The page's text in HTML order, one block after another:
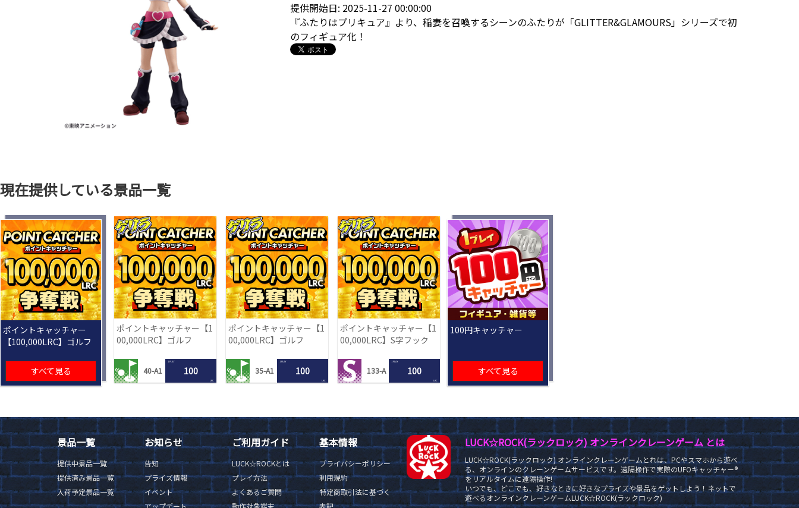
提供開始日: 2025-11-27 00:00:00
『ふたりはプリキュア』より、稲妻を召喚するシーンのふたりが「GLITTER&GLAMOURS」シリーズで初
のフィギュア化！
現在提供している景品一覧
ポイントキャッチャー
【100,000LRC】ゴルフ
すべて見る
ポイントキャッチャー【1
00,000LRC】ゴルフ
40-A1
1 PLAY
100
LRC
ポイントキャッチャー【1
00,000LRC】ゴルフ
35-A1
1 PLAY
100
LRC
ポイントキャッチャー【1
00,000LRC】S字フック
133-A
1 PLAY
100
LRC
100円キャッチャー
すべて見る
景品一覧
提供中景品一覧
提供済み景品一覧
入荷予定景品一覧
お知らせ
告知
プライズ情報
イベント
アップデート
ご利用ガイド
LUCK☆ROCKとは
プレイ方法
よくあるご質問
動作対象端末
基本情報
プライバシーポリシー
利用規約
特定商取引法に基づく
表記
LUCK☆ROCK(ラックロック) オンラインクレーンゲーム とは
LUCK☆ROCK(ラックロック) オンラインクレーンゲームとれは、PCやスマホから遊べ
る、オンラインのクレーンゲームサービスです。遠隔操作で実際のUFOキャッチャー®
をリアルタイムに遠隔操作!
いつでも、どこでも、好きなときに好きなプライズや景品をゲットしよう！ネットで
遊べるオンラインクレーンゲームLUCK☆ROCK(ラックロック)